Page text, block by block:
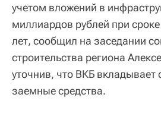
учетом вложений в
миллиардов рублей при
лет, сообщил на заседании
строительства региона
уточнив, что ВКБ вкладывает
заемные средства.